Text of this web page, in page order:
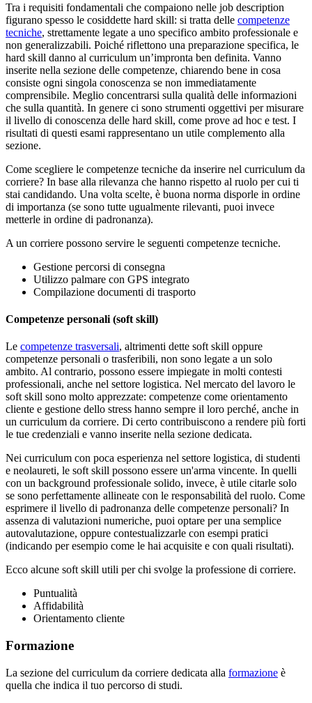
Tra i requisiti fondamentali che compaiono nelle job description
figurano spesso le cosiddette hard skill: si tratta delle competenze
tecniche, strettamente legate a uno specifico ambito professionale e
non generalizzabili. Poiché riflettono una preparazione specifica, le
hard skill danno al curriculum un’impronta ben definita. Vanno
inserite nella sezione delle competenze, chiarendo bene in cosa
consiste ogni singola conoscenza se non immediatamente
comprensibile. Meglio concentrarsi sulla qualità delle informazioni
che sulla quantità. In genere ci sono strumenti oggettivi per misurare
il livello di conoscenza delle hard skill, come prove ad hoc e test. I
risultati di questi esami rappresentano un utile complemento alla
sezione.
Come scegliere le competenze tecniche da inserire nel curriculum da
corriere? In base alla rilevanza che hanno rispetto al ruolo per cui ti
stai candidando. Una volta scelte, è buona norma disporle in ordine
di importanza (se sono tutte ugualmente rilevanti, puoi invece
metterle in ordine di padronanza).
A un corriere possono servire le seguenti competenze tecniche.
Gestione percorsi di consegna
Utilizzo palmare con GPS integrato
Compilazione documenti di trasporto
Competenze personali (soft skill)
Le competenze trasversali, altrimenti dette soft skill oppure
competenze personali o trasferibili, non sono legate a un solo
ambito. Al contrario, possono essere impiegate in molti contesti
professionali, anche nel settore logistica. Nel mercato del lavoro le
soft skill sono molto apprezzate: competenze come orientamento
cliente e gestione dello stress hanno sempre il loro perché, anche in
un curriculum da corriere. Di certo contribuiscono a rendere più forti
le tue credenziali e vanno inserite nella sezione dedicata.
Nei curriculum con poca esperienza nel settore logistica, di studenti
e neolaureti, le soft skill possono essere un'arma vincente. In quelli
con un background professionale solido, invece, è utile citarle solo
se sono perfettamente allineate con le responsabilità del ruolo. Come
esprimere il livello di padronanza delle competenze personali? In
assenza di valutazioni numeriche, puoi optare per una semplice
autovalutazione, oppure contestualizzarle con esempi pratici
(indicando per esempio come le hai acquisite e con quali risultati).
Ecco alcune soft skill utili per chi svolge la professione di corriere.
Puntualità
Affidabilità
Orientamento cliente
Formazione
La sezione del curriculum da corriere dedicata alla formazione è
quella che indica il tuo percorso di studi.